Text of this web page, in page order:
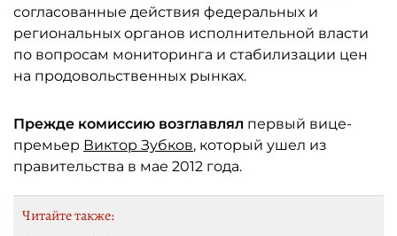
согласованные действия федеральных и
региональных органов исполнительной власти
по вопросам мониторинга и стабилизации цен
на продовольственных рынках.
Прежде комиссию возглавлял первый вице-
премьер Виктор Зубков, который ушел из
правительства в мае 2012 года.
Читайте также: